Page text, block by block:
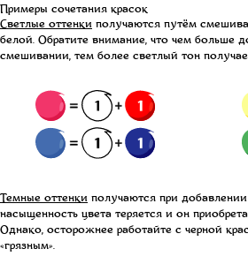
Примеры сочетания красок
Светлые оттенки получаются путём
белой. Обратите внимание, что чем больше
смешивании, тем более светлый тон
Темные оттенки получаются при
насыщенность цвета теряется и он
Однако, осторожнее работайте с черной
«грязным».